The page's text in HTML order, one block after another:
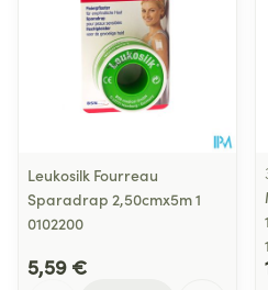
Leukosilk Fourreau
Sparadrap 2,50cmx5m 1
0102200
5,59 €